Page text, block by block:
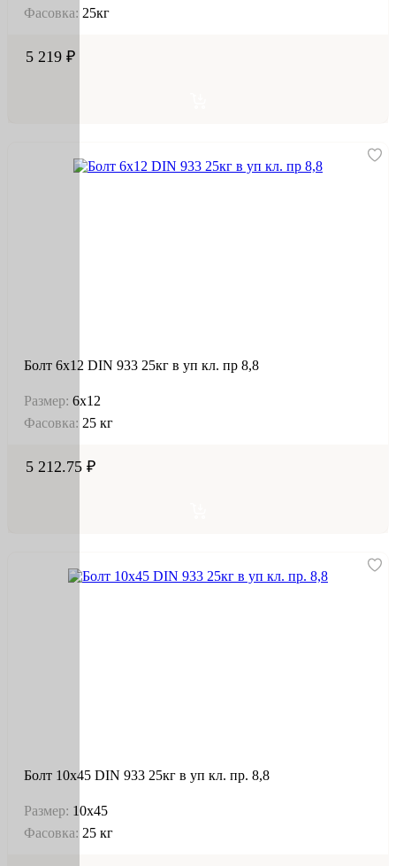
Фасовка: 25кг
5 219 ₽
Болт 6х12 DIN 933 25кг в уп кл. пр 8,8
Размер: 6х12
Фасовка: 25 кг
5 212.75 ₽
Болт 10х45 DIN 933 25кг в уп кл. пр. 8,8
Размер: 10х45
Фасовка: 25 кг